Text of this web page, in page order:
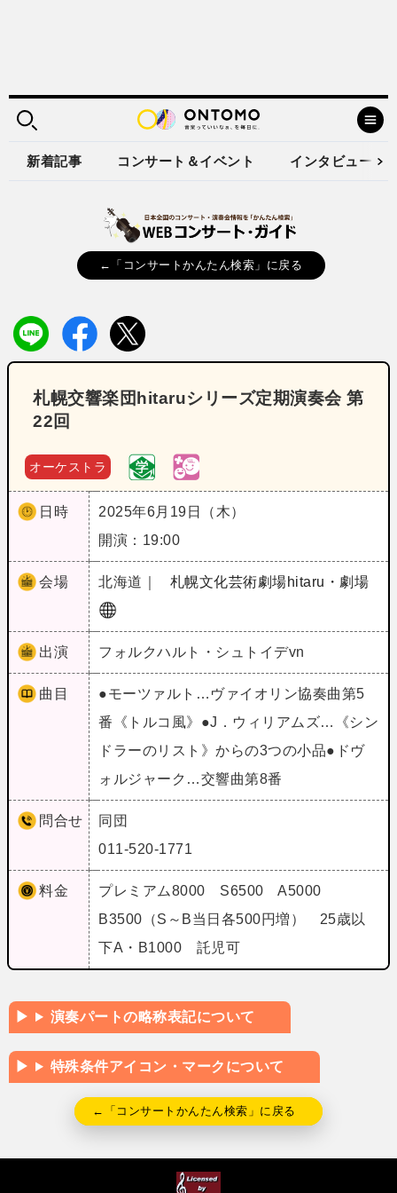
新着記事 コンサート＆イベント インタビュー
←「コンサートかんたん検索」に戻る
札幌交響楽団hitaruシリーズ定期演奏会 第
22回
オーケストラ
日時
2025年6月19日（木）
開演：19:00
会場 北海道｜ 札幌文化芸術劇場hitaru・劇場
出演 フォルクハルト・シュトイデvn
曲目
●モーツァルト…ヴァイオリン協奏曲第5
番《トルコ風》●J．ウィリアムズ…《シン
ドラーのリスト》からの3つの小品●ドヴ
ォルジャーク…交響曲第8番
問合せ
同団
011-520-1771
料金
プレミアム8000 S6500 A5000
B3500（S～B当日各500円増） 25歳以
下A・B1000 託児可
演奏パートの略称表記について
特殊条件アイコン・マークについて
←「コンサートかんたん検索」に戻る